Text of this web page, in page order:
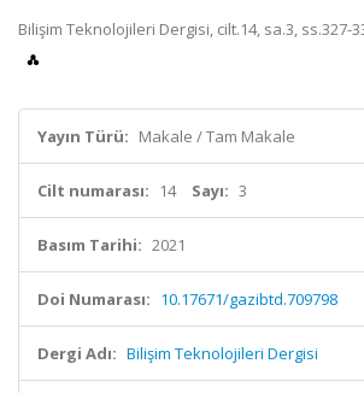
Bilişim Teknolojileri Dergisi, cilt.14, sa.3, ss.327-
Yayın Türü: Makale / Tam Makale
Cilt numarası: 14 Sayı: 3
Basım Tarihi: 2021
Doi Numarası: 10.17671/gazibtd.709798
Dergi Adı: Bilişim Teknolojileri Dergisi